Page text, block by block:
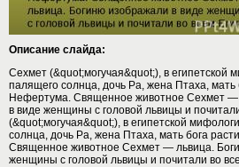
Описание слайда:
Сехмет (&quot;могучая&quot;), в египетской
палящего солнца, дочь Ра, жена Птаха, мать
Нефертума. Священное животное Сехмет —
в виде женщины с головой львицы и
(&quot;могучая&quot;), в египетской
солнца, дочь Ра, жена Птаха, мать бога
Священное животное Сехмет — львица.
женщины с головой львицы и почитали во